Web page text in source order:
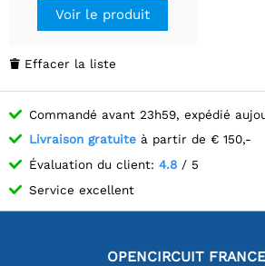
Voir le produit
 Effacer la liste
Commandé avant 23h59, expédié
Livraison gratuite à partir de € 150,-
Évaluation du client: 4.8 / 5
Service excellent
OPENCIRCUIT FRANCE